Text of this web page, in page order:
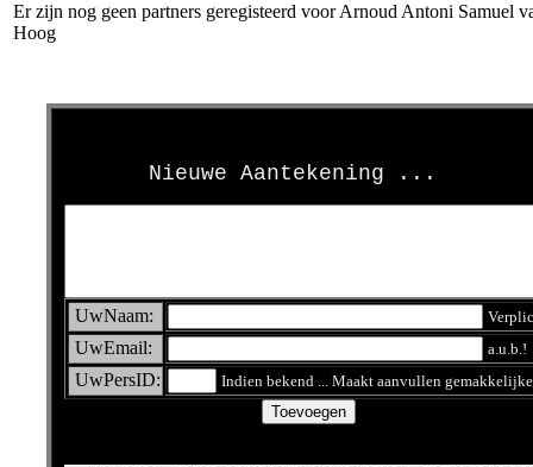
Er zijn nog geen partners geregisteerd voor Arnoud Antoni Samuel
Hoog
Nieuwe Aantekening ...
UwNaam:
UwEmail: a.u.b.!
UwPersID: Indien bekend ... Maakt aanvullen